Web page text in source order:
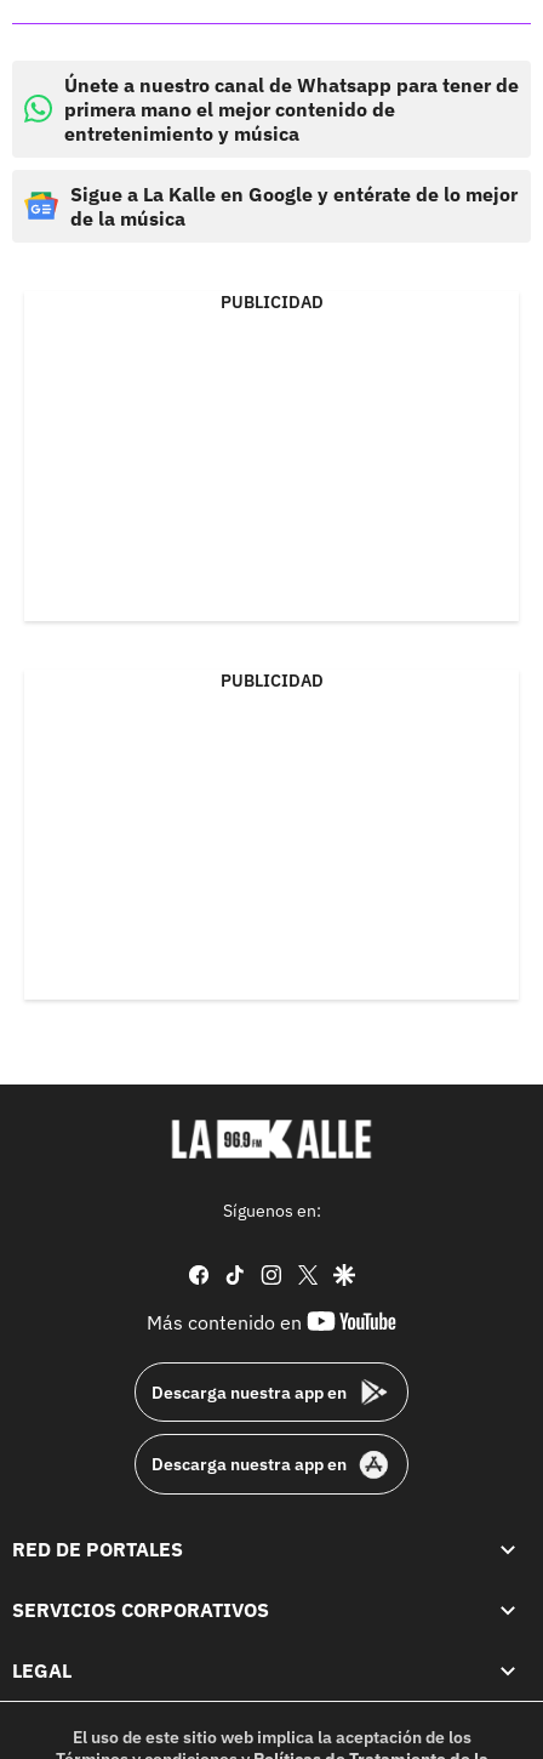
Únete a nuestro canal de Whatsapp para tener de
primera mano el mejor contenido de
entretenimiento y música
Sigue a La Kalle en Google y entérate de lo mejor
de la música
PUBLICIDAD
PUBLICIDAD
Síguenos en:
facebook
tiktok instagram
twittergoogle
Más contenido en
youtube-
Descarga nuestra app en
Descarga nuestra app en
RED DE PORTALES
SERVICIOS CORPORATIVOS
LEGAL
El uso de este sitio web implica la aceptación de los